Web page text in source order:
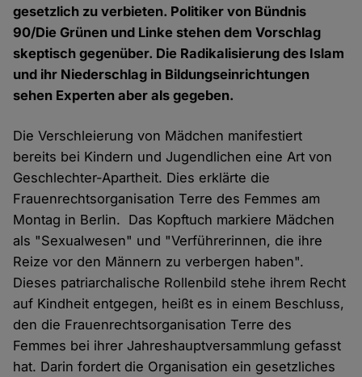
gesetzlich zu verbieten. Politiker von Bündnis
90/Die Grünen und Linke stehen dem Vorschlag
skeptisch gegenüber. Die Radikalisierung des Islam
und ihr Niederschlag in Bildungseinrichtungen
sehen Experten aber als gegeben.
Die Verschleierung von Mädchen manifestiert
bereits bei Kindern und Jugendlichen eine Art von
Geschlechter-Apartheit. Dies erklärte die
Frauenrechtsorganisation Terre des Femmes am
Montag in Berlin. Das Kopftuch markiere Mädchen
als "Sexualwesen" und "Verführerinnen, die ihre
Reize vor den Männern zu verbergen haben".
Dieses patriarchalische Rollenbild stehe ihrem Recht
auf Kindheit entgegen, heißt es in einem Beschluss,
den die Frauenrechtsorganisation Terre des
Femmes bei ihrer Jahreshauptversammlung gefasst
hat. Darin fordert die Organisation ein gesetzliches